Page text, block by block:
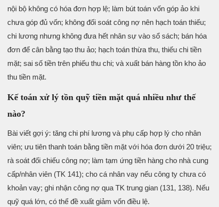
nội bộ không có hóa đơn hợp lệ; làm bút toán vốn góp ảo khi
chưa góp đủ vốn; không đối soát công nợ nên hạch toán thiếu;
chi lương nhưng không đưa hết nhân sự vào sổ sách; bán hóa
đơn để cân bằng tạo thu ảo; hạch toán thừa thu, thiếu chi tiền
mặt; sai số tiền trên phiếu thu chi; và xuất bán hàng tồn kho ảo
thu tiền mặt.
Kế toán xử lý tồn quỹ tiền mặt quá nhiều như thế
nào?
Bài viết gợi ý: tăng chi phí lương và phụ cấp hợp lý cho nhân
viên; ưu tiên thanh toán bằng tiền mặt với hóa đơn dưới 20 triệu;
rà soát đối chiếu công nợ; làm tạm ứng tiền hàng cho nhà cung
cấp/nhân viên (TK 141); cho cá nhân vay nếu công ty chưa có
khoản vay; ghi nhận công nợ qua TK trung gian (131, 138). Nếu
quỹ quá lớn, có thể đề xuất giảm vốn điều lệ.